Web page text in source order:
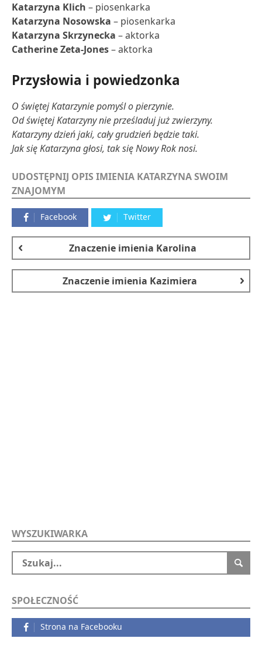
Katarzyna Klich – piosenkarka
Katarzyna Nosowska – piosenkarka
Katarzyna Skrzynecka – aktorka
Catherine Zeta-Jones– aktorka
Przysłowia i powiedzonka
O świętej Katarzynie pomyśl o pierzynie.
Od świętej Katarzyny nie prześladuj już zwierzyny.
Katarzyny dzień jaki, cały grudzień będzie taki.
Jak się Katarzyna głosi, tak się Nowy Rok nosi.
UDOSTĘPNIJ OPIS IMIENIA KATARZYNA SWOIM
ZNAJOMYM
Facebook Twitter
Znaczenie imienia Karolina
Znaczenie imienia Kazimiera
WYSZUKIWARKA
SPOŁECZNOŚĆ
Strona na Facebooku